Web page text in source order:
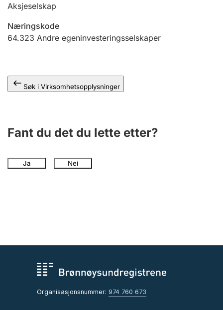
Offentlig sektor
Aksjeselskap
Næringskode
64.323 Andre egeninvesteringsselskaper
Søk i Virksomhetsopplysninger
Fant du det du lette etter?
Ja Nei
Organisasjonsnummer: 974 760 673